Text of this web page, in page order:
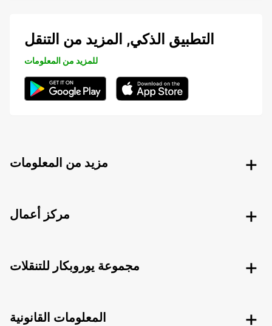
التطبيق الذكي, المزيد من التنقل
للمزيد من المعلومات
مزيد من المعلومات
مركز أعمال
مجموعة يوروبكار للتنقلات
المعلومات القانونية